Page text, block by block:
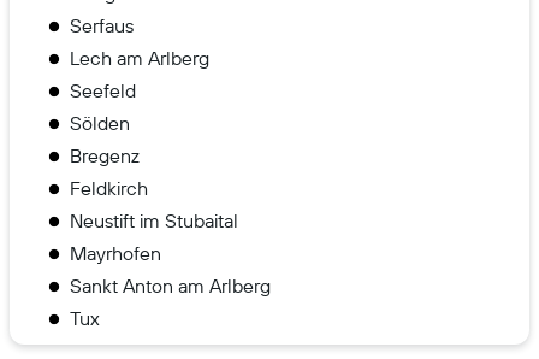
Serfaus
Lech am Arlberg
Seefeld
Sölden
Bregenz
Feldkirch
Neustift im Stubaital
Mayrhofen
Sankt Anton am Arlberg
Tux